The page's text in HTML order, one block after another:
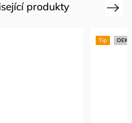
produkty
Tip
Next